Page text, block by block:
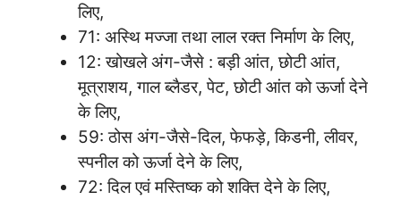
लिए,
71: अस्थि मज्जा तथा लाल रक्त निर्माण के लिए,
12: खोखले अंग-जैसे : बड़ी आंत, छोटी आंत,
मूत्राशय, गाल ब्लैडर, पेट, छोटी आंत को ऊर्जा देने
के लिए,
59: ठोस अंग-जैसे-दिल, फेफड़े, किडनी, लीवर,
स्पनील को ऊर्जा देने के लिए,
72: दिल एवं मस्तिष्क को शक्ति देने के लिए,